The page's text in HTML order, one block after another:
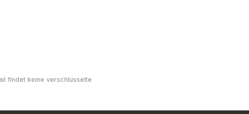
findet keine verschlüsselte